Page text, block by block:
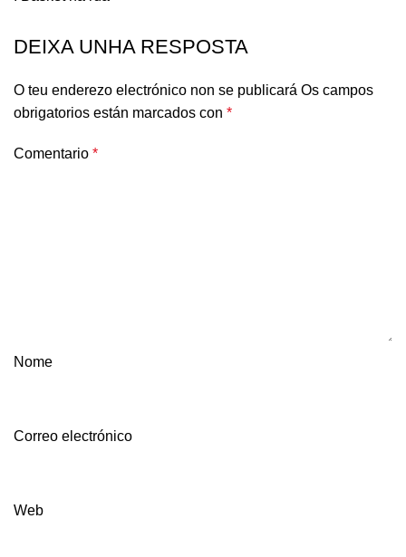
DEIXA UNHA RESPOSTA
O teu enderezo electrónico non se publicará Os campos
obrigatorios están marcados con *
Comentario *
Nome
Correo electrónico
Web